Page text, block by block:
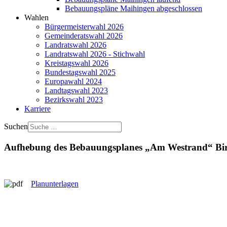
Bebauungspläne Maihingen abgeschlossen
Wahlen
Bürgermeisterwahl 2026
Gemeinderatswahl 2026
Landratswahl 2026
Landratswahl 2026 - Stichwahl
Kreistagswahl 2026
Bundestagswahl 2025
Europawahl 2024
Landtagswahl 2023
Bezirkswahl 2023
Karriere
Suchen
Aufhebung des Bebauungsplanes „Am Westrand“
Planunterlagen